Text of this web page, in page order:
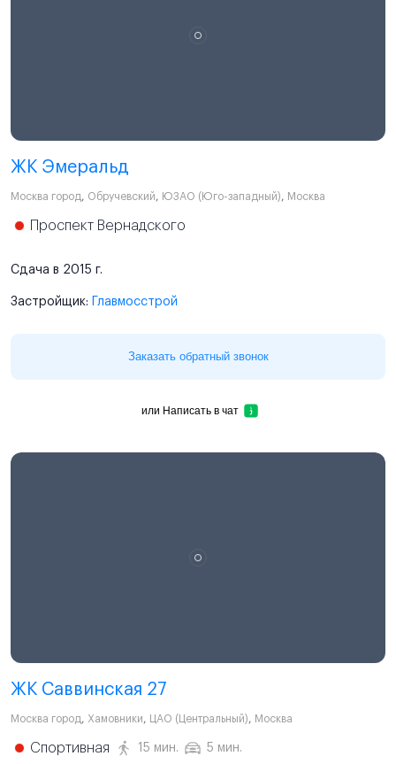
ЖК Эмеральд
Москва город, Обручевский, ЮЗАО (Юго-западный), Москва
Проспект Вернадского
Сдача в 2015 г.
Застройщик: Главмосстрой
Заказать обратный звонок
или Написать в чат
ЖК Саввинская 27
Москва город, Хамовники, ЦАО (Центральный), Москва
Спортивная 15 мин. 5 мин.